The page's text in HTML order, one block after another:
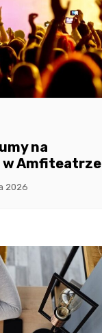
na
w Amfiteatrze
2026